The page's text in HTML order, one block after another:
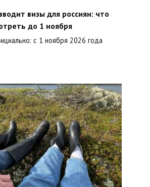
визы для россиян: что
до 1 ноября
с 1 ноября 2026 года